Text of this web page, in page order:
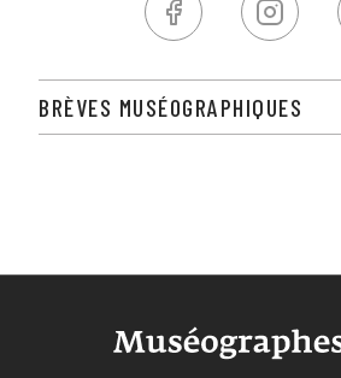
BRÈVES MUSÉOGRAPHIQUES